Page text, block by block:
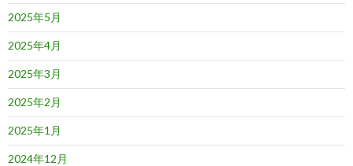
2025年5月
2025年4月
2025年3月
2025年2月
2025年1月
2024年12月